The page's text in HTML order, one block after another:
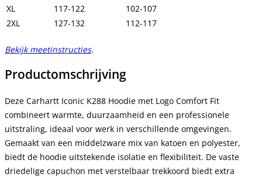
XL
117-122
102-107
2XL
127-132 112-117
Bekijk meetinstructies.
Productomschrijving
Deze Carhartt Iconic K288 Hoodie met Logo Comfort Fit
combineert warmte, duurzaamheid en een professionele
uitstraling, ideaal voor werk in verschillende omgevingen.
Gemaakt van een middelzware mix van katoen en polyester,
biedt de hoodie uitstekende isolatie en flexibiliteit. De vaste
driedelige capuchon met verstelbaar trekkoord biedt extra